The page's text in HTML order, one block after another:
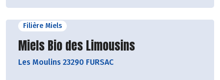
Filière Miels
Découvrir le producteur
Miels Bio des Limousins
Les Moulins 23290 FURSAC